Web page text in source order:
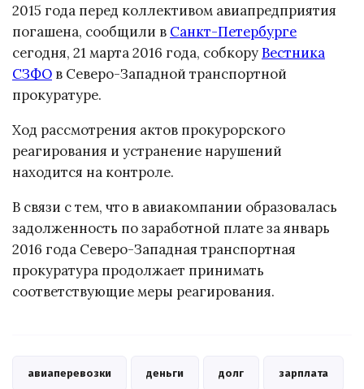
2015 года перед коллективом авиапредприятия
погашена, сообщили в Санкт-Петербурге
сегодня, 21 марта 2016 года, собкоруВестника
СЗФО в Северо-Западной транспортной
прокуратуре.
Ход рассмотрения актов прокурорского
реагирования и устранение нарушений
находится на контроле.
В связи с тем, что в авиакомпании образовалась
задолженность по заработной плате за январь
2016 года Северо-Западная транспортная
прокуратура продолжает принимать
соответствующие меры реагирования.
авиаперевозки деньги долг зарплата